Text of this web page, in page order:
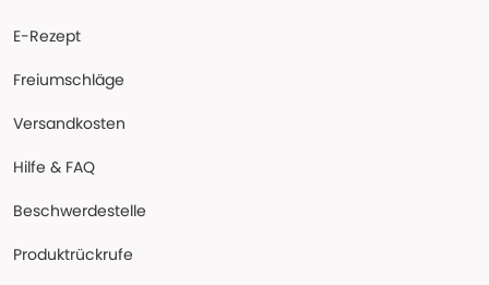
E-Rezept
Freiumschläge
Versandkosten
Hilfe & FAQ
Beschwerdestelle
Produktrückrufe